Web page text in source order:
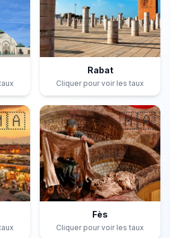
Rabat
Cliquer pour voir les taux
🇲🇦
Fès
Cliquer pour voir les taux